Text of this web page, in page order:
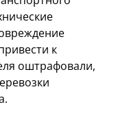
к
оштрафовали,